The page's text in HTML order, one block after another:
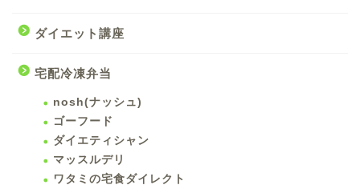
ダイエット講座
宅配冷凍弁当
nosh(ナッシュ)
ゴーフード
ダイエティシャン
マッスルデリ
ワタミの宅食ダイレクト